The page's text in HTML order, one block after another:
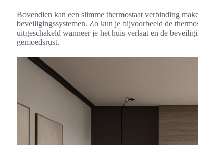
Bovendien kan een slimme thermostaat verbinding
beveiligingssystemen. Zo kun je bijvoorbeeld de
uitgeschakeld wanneer je het huis verlaat en de
gemoedsrust.